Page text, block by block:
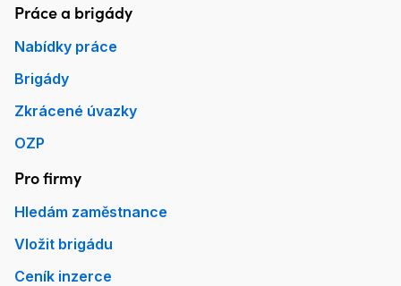
Patička Práce.cz
Práce a brigády
Nabídky práce
Brigády
Zkrácené úvazky
OZP
Pro firmy
Hledám zaměstnance
Vložit brigádu
Ceník inzerce